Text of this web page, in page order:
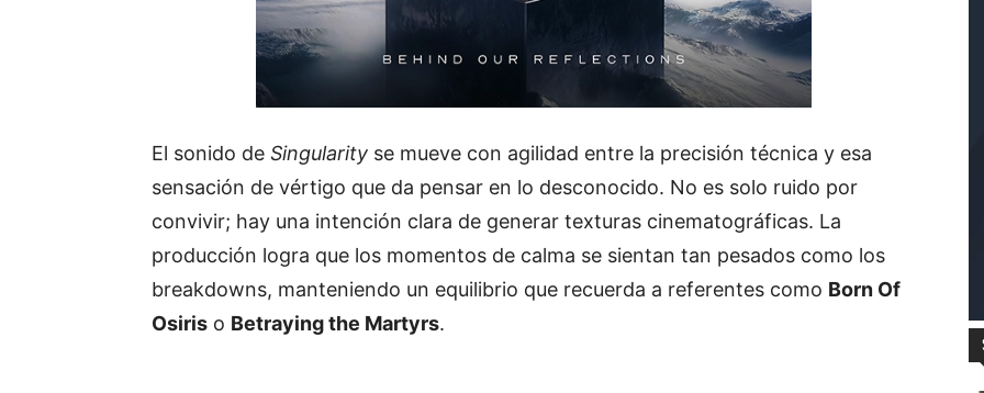
El sonido de Singularity se mueve con agilidad entre la precisión técnica y esa
sensación de vértigo que da pensar en lo desconocido. No es solo ruido por
convivir; hay una intención clara de generar texturas cinematográficas. La
producción logra que los momentos de calma se sientan tan pesados como los
breakdowns, manteniendo un equilibrio que recuerda a referentes como Born Of
Osiris o Betraying the Martyrs.